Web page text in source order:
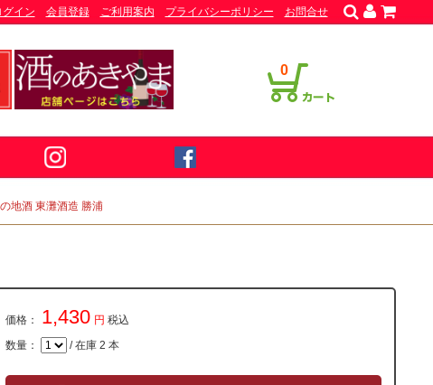
0
グイン 会員登録 ご利用案内 プライバシーポリシー お問合せ
地酒 東灘酒造 勝浦
価格： 1,430 円 税込
数量： / 在庫 2 本